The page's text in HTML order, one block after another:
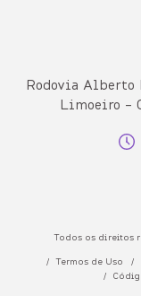
Rodovia Alberto
Limoeiro -
Todos os direitos
Termos de Uso